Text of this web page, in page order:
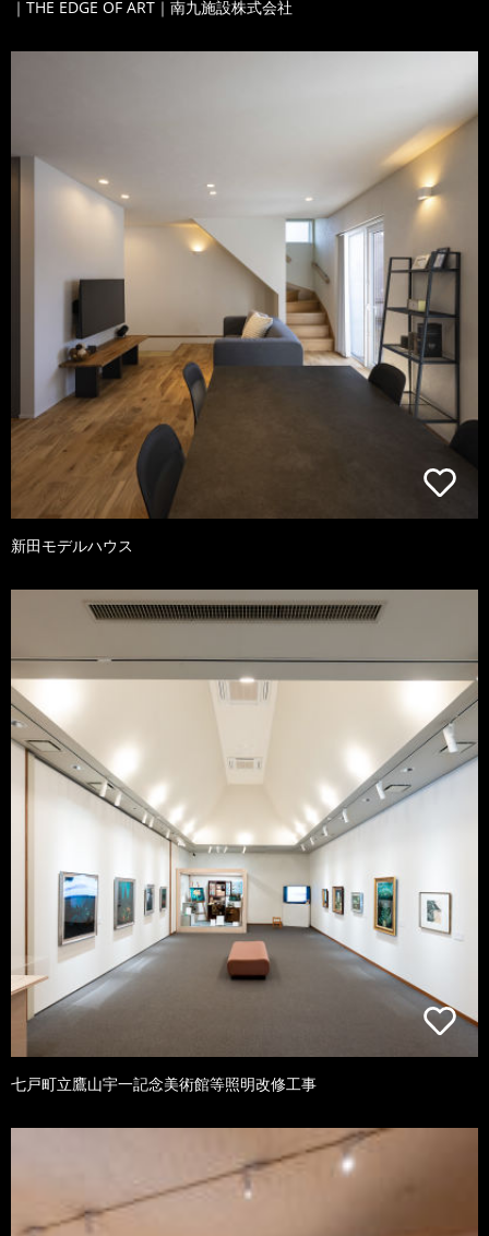
｜THE EDGE OF ART｜南九施設株式会社
新田モデルハウス
七戸町立鷹山宇一記念美術館等照明改修工事